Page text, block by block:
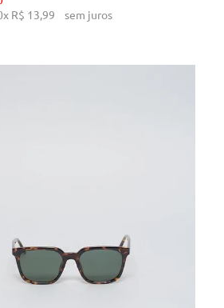
x R$ 13,99 sem juros